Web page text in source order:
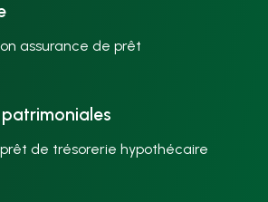
assurance de prêt
de trésorerie hypothécaire